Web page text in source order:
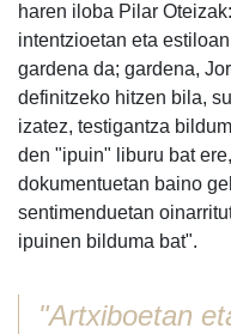
haren iloba Pilar
intentzioetan eta
gardena da; gardena,
definitzeko hitzen bila,
izatez, testigantza
den "ipuin" liburu bat
dokumentuetan baino
sentimenduetan
ipuinen bilduma bat".
"Artxiboetan